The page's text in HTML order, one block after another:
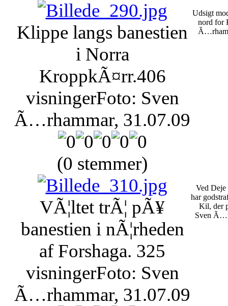
Klippe langs banestien
i Norra
KroppkÃ¤rr.406
visningerFoto: Sven
Ã…rhammar, 31.07.09
(0 stemmer)
Udsigt
nord for
VÃ¦ltet trÃ¦ pÃ¥
banestien i nÃ¦rheden
af Forshaga. 325
visningerFoto: Sven
Ã…rhammar, 31.07.09
Ved Deje
har
Kil, der
Sven